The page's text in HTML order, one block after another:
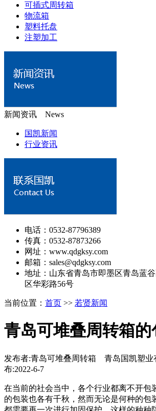
可插式周转箱
物流箱
塑料托盘
注塑加工
新闻资讯 News
国凯新闻
行业资讯
电话：0532-87796389
传真：0532-87873266
网址：www.qdgksy.com
邮箱：sales@qdgksy.com
地址：山东省青岛市即墨区青岛蓝
区华彩路56号
当前位置： 首页 >> 若贤新闻
青岛可堆叠周转箱
发布者:青岛可堆叠周转箱 青岛国凯塑
布:2022-6-7
在当前的社会当中，各个行业都离不开包
的包装也各有千秋，然而无论是何种的包